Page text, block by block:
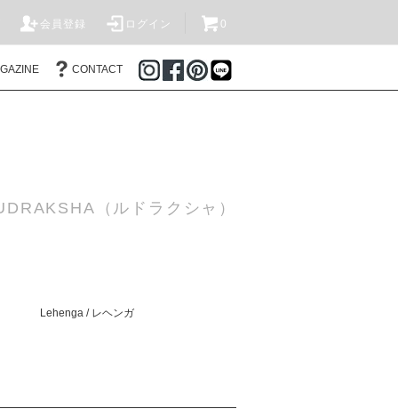
会員登録 ログイン 0
CONTACT
（ルドラクシャ）
Lehenga / レヘンガ